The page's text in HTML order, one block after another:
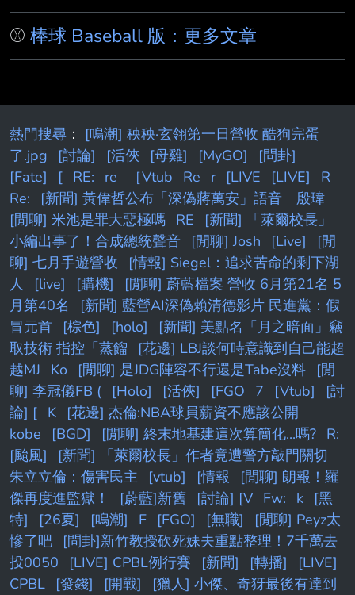
Ohtani's pitching.
https://x.com/i/status/2085429195300094254
⚾ 棒球 Baseball 版：更多文章
熱門搜尋 ： [鳴潮] 秧秧·玄翎第一日營收 酷狗完蛋
了.jpg
[討論] [活俠 [母雞] [MyGO]
[問卦]
[Fate]
[ RE: re ［Vtub Re r [LIVE [LIVE]
R
Re:
[新聞] 黃偉哲公布「深偽蔣萬安」語音 殷瑋
[閒聊] 米池是罪大惡極嗎 RE
[新聞] 「萊爾校長」
小編出事了！合成總統聲音
[閒聊] Josh [Live]
[閒
聊] 七月手遊營收
[情報] Siegel：追求苦命的剩下湖
人
[live] [購機]
[閒聊] 蔚藍檔案 營收 6月第21名 5
月第40名
[新聞] 藍營AI深偽賴清德影片 民進黨：假
冒元首
[棕色] [holo]
[新聞] 美點名「月之暗面」竊
取技術 指控「蒸餾
[花邊] LBJ談何時意識到自己能超
越MJ
Ko [閒聊] 是JDG陣容不行還是Tabe沒料
[閒
聊] 李冠儀FB (
[Holo] [活俠] [FGO 7 [Vtub]
[討
論] [ K
[花邊] 杰倫:NBA球員薪資不應該公開
kobe
[BGD] [閒聊] 終末地基建這次算簡化...嗎? R:
[颱風]
[新聞] 「萊爾校長」作者竟遭警方敲門關切
朱立立倫：傷害民主
[vtub] [情報
[閒聊] 朗報！羅
傑再度進監獄！
[蔚藍]新舊 [討論] [V Fw: k
[黑
特]
[26夏] [鳴潮] F [FGO] [無職]
[閒聊] Peyz太
慘了吧
[問卦]新竹教授砍死妹夫重點整理！7千萬去
投0050
[LIVE] CPBL例行賽 [新聞] [轉播]
[LIVE]
CPBL
[發錢] [開戰]
[獵人] 小傑、奇犽最後有達到